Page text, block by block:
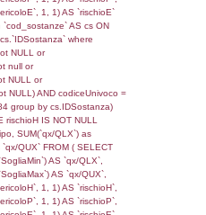
f_territori_limitrofi.Distanza,
FROM f_territori_limitrofi
ON
=
=